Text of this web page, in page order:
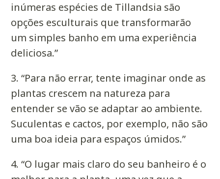
inúmeras espécies de Tillandsia são
opções esculturais que transformarão
um simples banho em uma experiência
deliciosa.”
3. “Para não errar, tente imaginar onde as
plantas crescem na natureza para
entender se vão se adaptar ao ambiente.
Suculentas e cactos, por exemplo, não são
uma boa ideia para espaços úmidos.”
4. “O lugar mais claro do seu banheiro é o